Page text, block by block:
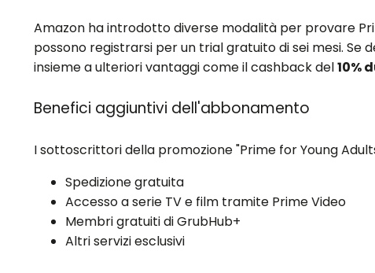
Amazon ha introdotto diverse modalità per provare
possono registrarsi per un trial gratuito di sei mesi.
insieme a ulteriori vantaggi come il cashback del10%
Benefici aggiuntivi dell'abbonamento
I sottoscrittori della promozione "Prime for Young
Spedizione gratuita
Accesso a serie TV e film tramite Prime Video
Membri gratuiti di GrubHub+
Altri servizi esclusivi